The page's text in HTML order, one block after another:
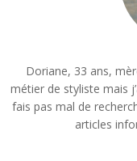
Doriane, 33 ans,
métier de styliste mais
fais pas mal de
articles